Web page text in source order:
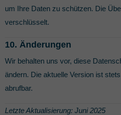
um Ihre Daten zu schützen. Die
verschlüsselt.
10. Änderungen
Wir behalten uns vor, diese
ändern. Die aktuelle Version ist
abrufbar.
Letzte Aktualisierung: Juni 2025